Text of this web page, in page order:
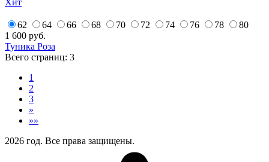
62 64 66 68 70 72 74 76 78
80
1 600 руб.
Туника Роза
Всего страниц: 3
1
2
3
»
»»
2026 год. Все права защищены.